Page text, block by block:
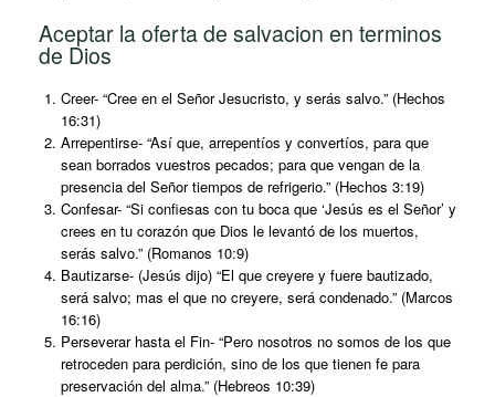
Aceptar la oferta de salvacion en terminos
de Dios
Creer- “Cree en el Señor Jesucristo, y serás salvo.” (Hechos
16:31)
Arrepentirse- “Así que, arrepentíos y convertíos, para que
sean borrados vuestros pecados; para que vengan de la
presencia del Señor tiempos de refrigerio.” (Hechos 3:19)
Confesar- “Si confiesas con tu boca que ‘Jesús es el Señor’ y
crees en tu corazón que Dios le levantó de los muertos,
serás salvo.” (Romanos 10:9)
Bautizarse- (Jesús dijo) “El que creyere y fuere bautizado,
será salvo; mas el que no creyere, será condenado.” (Marcos
16:16)
Perseverar hasta el Fin- “Pero nosotros no somos de los que
retroceden para perdición, sino de los que tienen fe para
preservación del alma.” (Hebreos 10:39)